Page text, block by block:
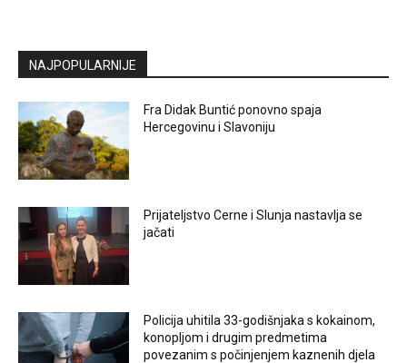
NAJPOPULARNIJE
Fra Didak Buntić ponovno spaja
Hercegovinu i Slavoniju
Prijateljstvo Cerne i Slunja nastavlja se
jačati
Policija uhitila 33-godišnjaka s kokainom,
konopljom i drugim predmetima
povezanim s počinjenjem kaznenih djela